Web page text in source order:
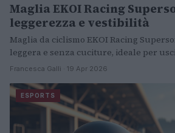
Maglia EKOI Racing
leggerezza e vestibilità
Maglia da ciclismo EKOI Racing
leggera e senza cuciture, ideale per
Francesca Galli · 19 Apr 2026
ESPORTS